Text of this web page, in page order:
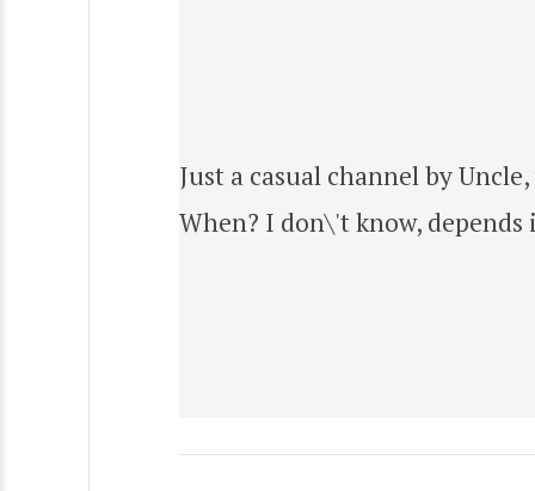
Just a casual channel by
When? I don\'t know,